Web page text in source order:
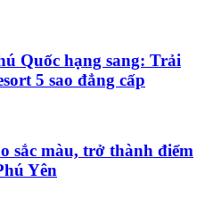
Quốc hạng sang: Trải
5 sao đẳng cấp
sắc màu, trở thành điểm
Yên